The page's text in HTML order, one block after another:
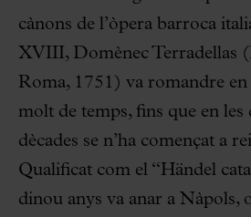
cànons de l’òpera barroca
XVIII, Domènec Terradellas
Roma, 1751) va romandre
molt de temps, fins que en les
dècades se n’ha començat a
Qualificat com el “Händel
dinou anys va anar a Nàpols,